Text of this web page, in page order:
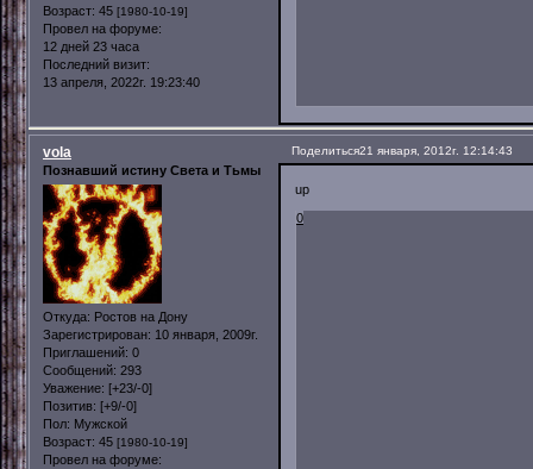
Возраст: 45 [1980-10-19]
Провел на форуме:
12 дней 23 часа
Последний визит:
13 апреля, 2022г. 19:23:40
Поделиться21 января, 2012г. 12:14:43
vola
Познавший истину Света и Тьмы
Откуда: Ростов на Дону
Зарегистрирован: 10 января, 2009г.
Приглашений: 0
Сообщений: 293
Уважение: [+23/-0]
Позитив: [+9/-0]
Пол: Мужской
Возраст: 45 [1980-10-19]
Провел на форуме:
up
0